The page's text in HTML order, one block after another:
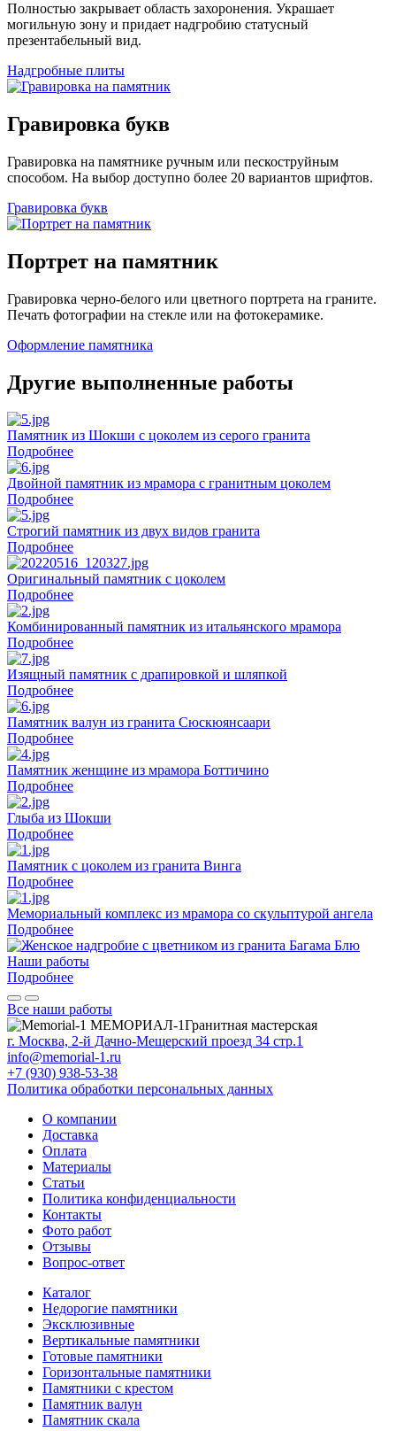
Полностью закрывает область захоронения. Украшает
могильную зону и придает надгробию статусный
презентабельный вид.
Надгробные плиты
Гравировка букв
Гравировка на памятнике ручным или пескоструйным
способом. На выбор доступно более 20 вариантов шрифтов.
Гравировка букв
Портрет на памятник
Гравировка черно-белого или цветного портрета на граните.
Печать фотографии на стекле или на фотокерамике.
Оформление памятника
Другие выполненные работы
Памятник из Шокши с цоколем из серого гранита
Подробнее
Двойной памятник из мрамора с гранитным цоколем
Подробнее
Строгий памятник из двух видов гранита
Подробнее
Оригинальный памятник с цоколем
Подробнее
Комбинированный памятник из итальянского мрамора
Подробнее
Изящный памятник с драпировкой и шляпкой
Подробнее
Памятник валун из гранита Сюскюянсаари
Подробнее
Памятник женщине из мрамора Боттичино
Подробнее
Глыба из Шокши
Подробнее
Памятник с цоколем из гранита Винга
Подробнее
Мемориальный комплекс из мрамора со скульптурой ангела
Подробнее
Наши работы
Подробнее
Все наши работы
МЕМОРИАЛ-1Гранитная мастерская
г. Москва, 2-й Дачно-Мещерский проезд 34 стр.1
info@memorial-1.ru
+7 (930) 938-53-38
Политика обработки персональных данных
О компании
Доставка
Оплата
Материалы
Статьи
Политика конфиденциальности
Контакты
Фото работ
Отзывы
Вопрос-ответ
Каталог
Недорогие памятники
Эксклюзивные
Вертикальные памятники
Готовые памятники
Горизонтальные памятники
Памятники с крестом
Памятник валун
Памятник скала